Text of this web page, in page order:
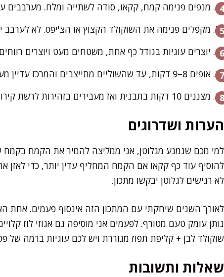
מנפים פנימה קמח, קקאו, סודה לשתייה ומלח.
מקפלים פנימה את השוקולד הקצוץ או הצ'יפס. לא לערבב
יוצרים עוגיות בגודל כף אחת, משטחים מעט ויוצרים
אופים 8–9 דקות, עד שהשוליים מתייצבים והמרכז עדיין מעט רך. זה הסוד לעוגיה נמסה בפה ולא יבשה.
מצננים 10 דקות בתבנית ואז מעבירים בזהירות לרשת קירור. או שאוכלים ככה. אני לא שופטת.
הערות ושדרוגים
למי מכם שנמנע מגלוטן, אני ממליצה להמיר את הקמח בקמח
להוסיף עוד כף קקאו אם הקמח המחליף עדין יותר, כדי
לא רגישים לגלוטן יבקשו מתכון.
לאורך השנים שיחקתי עם המתכון הזה אינסוף פעמים. אחת
נותן עומק טעם מטורף. לפעמים אני מוסיפה גם אגוזי לוז
שוקולד לבן + קליפת תפוז מגוררת ויש לכם עוגיות ברמה של
שאלות ותשובות